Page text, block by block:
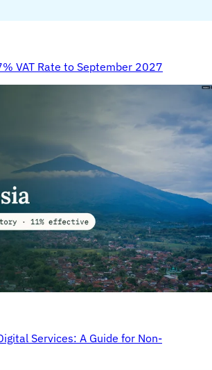
VAT Rate to September 2027
Services: A Guide for Non-